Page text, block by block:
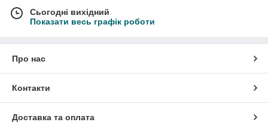
Сьогодні вихідний
Показати весь графік роботи
Про нас
Контакти
Доставка та оплата